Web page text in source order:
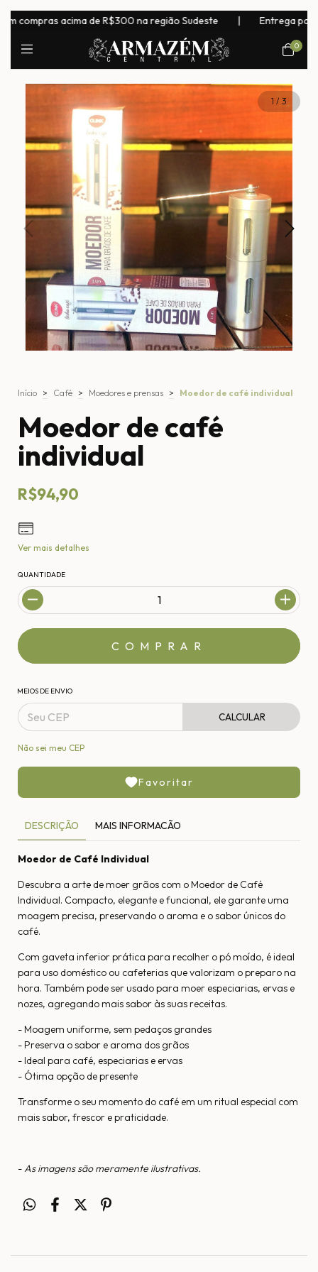
acima de R$300 na região Sudeste | Entrega para
0
1 / 3
Início > Café > Moedores e prensas > Moedor de café individual
Moedor de café
individual
R$94,90
Ver mais detalhes
QUANTIDADE
MEIOS DE ENVIO
CALCULAR
Não sei meu CEP
Favoritar
DESCRIÇÃO MAIS INFORMACÃO
Moedor de Café Individual
Descubra a arte de moer grãos com o Moedor de Café
Individual. Compacto, elegante e funcional, ele garante uma
moagem precisa, preservando o aroma e o sabor únicos do
café.
Com gaveta inferior prática para recolher o pó moído, é ideal
para uso doméstico ou cafeterias que valorizam o preparo na
hora. Também pode ser usado para moer especiarias, ervas e
nozes, agregando mais sabor às suas receitas.
- Moagem uniforme, sem pedaços grandes
- Preserva o sabor e aroma dos grãos
- Ideal para café, especiarias e ervas
- Ótima opção de presente
Transforme o seu momento do café em um ritual especial com
mais sabor, frescor e praticidade.
-As imagens são meramente ilustrativas.